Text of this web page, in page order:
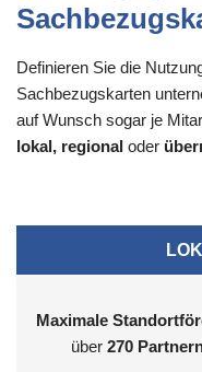
Definieren Sie die
Sachbezugskarten
auf Wunsch sogar je
lokal, regional oder
Maximale
über 270